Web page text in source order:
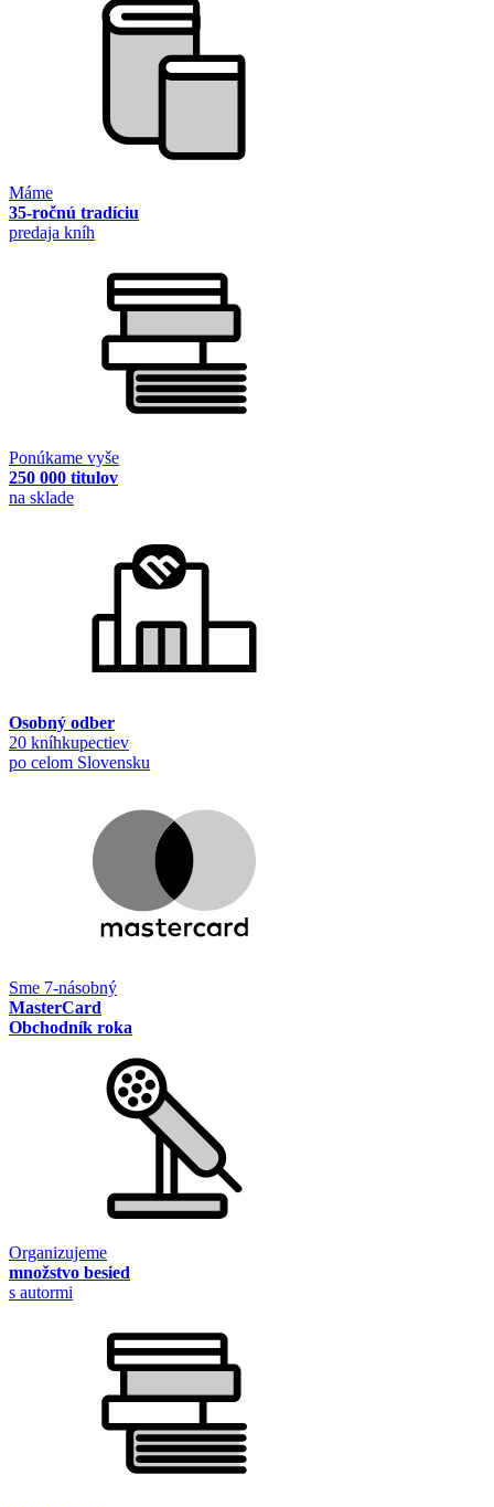
Máme
35-ročnú tradíciu
predaja kníh
Ponúkame vyše
250 000 titulov
na sklade
Osobný odber
20 kníhkupectiev
po celom Slovensku
Sme 7-násobný
MasterCard
Obchodník roka
Organizujeme
množstvo besied
s autormi